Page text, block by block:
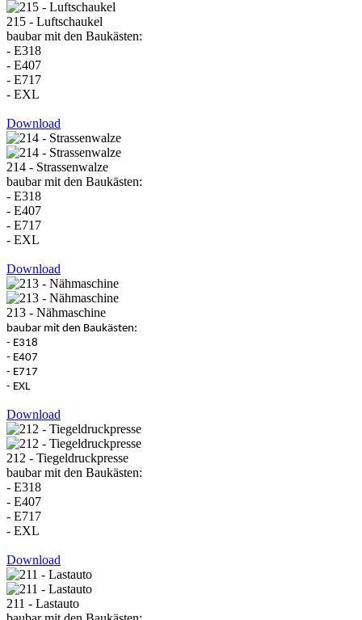
215 - Luftschaukel
baubar mit den Baukästen:
- E318
- E407
- E717
- EXL
Download
214 - Strassenwalze
baubar mit den Baukästen:
- E318
- E407
- E717
- EXL
Download
213 - Nähmaschine
baubar mit den Baukästen:
- E318
- E407
- E717
- EXL
Download
212 - Tiegeldruckpresse
baubar mit den Baukästen:
- E318
- E407
- E717
- EXL
Download
211 - Lastauto